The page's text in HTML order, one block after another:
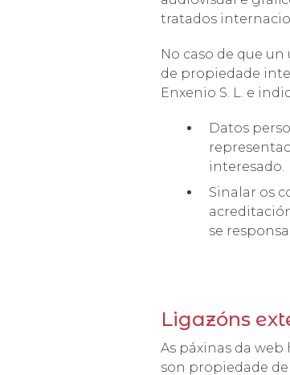
tratados
No caso de que
de propiedade
Enxenio S. L. e
Datos
interesado.
Sinalar os
se
Ligazóns
As páxinas da
son propiedade